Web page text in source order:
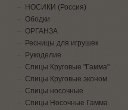
НОСИКИ (Россия)
Ободки
ОРГАНЗА
Ресницы для игрушек
Рукоделие
Спицы Круговые "Гамма"
Спицы Круговые эконом.
Спицы носочные
Спицы Носочные Гамма